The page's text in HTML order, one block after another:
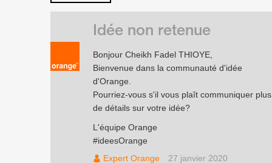
Bonjour Cheikh Fadel THIOYE,
Bienvenue dans la communauté d'idée
d'Orange.
Pourriez-vous s'il vous plaît communiquer plus
de détails sur votre idée?
L'équipe Orange
#ideesOrange
Expert Orange
27 janvier 2020
Idée non retenue